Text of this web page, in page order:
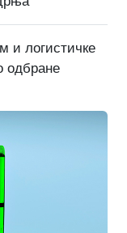
и логистичке
одбране